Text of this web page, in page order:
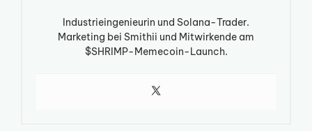
Industrieingenieurin und Solana-Trader.
Marketing bei Smithii und Mitwirkende am
$SHRIMP-Memecoin-Launch.